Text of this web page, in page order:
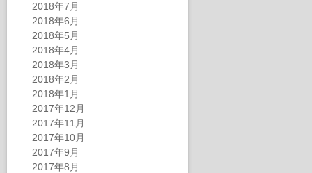
2018年7月
2018年6月
2018年5月
2018年4月
2018年3月
2018年2月
2018年1月
2017年12月
2017年11月
2017年10月
2017年9月
2017年8月